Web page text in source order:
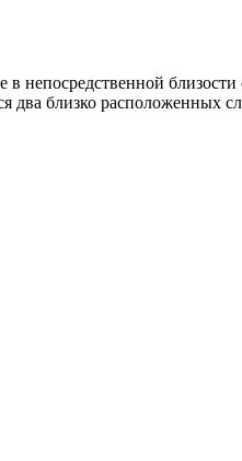
непосредственной
близко расположенных